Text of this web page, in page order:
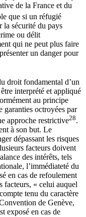
de la France et du
que si un réfugié
la sécurité du pays
ou délit
qui ne peut plus faire
un danger pour
droit fondamental d’un
interprété et appliqué
au principe
octroyées par
approche restrictive28.
à son but. Le
dépassant les risques
facteurs doivent
des intérêts, tels
l’immédiateté du
en cas de refoulement
« celui auquel
tenu du caractère
de Genève,
exposé en cas de